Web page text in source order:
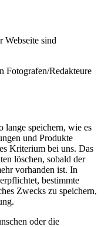
Webseite sind
Fotografen/Redakteure
lange speichern, wie es
und Produkte
Kriterium bei uns. Das
löschen, sobald der
vorhanden ist. In
bestimmte
Zwecks zu speichern,
oder die